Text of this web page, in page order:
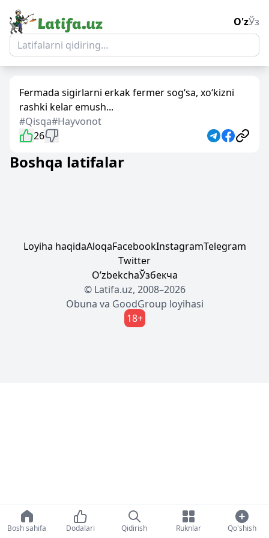
O'zЎз
Fermada sigirlarni erkak fermer sog‘sa, xo‘kizni
rashki kelar emush...
#Qisqa#Hayvonot
26
Boshqa latifalar
Loyiha haqidaAloqaFacebookInstagramTelegram
Twitter
OʼzbekchaЎзбекча
© Latifa.uz, 2008–2026
Obuna va GoodGroup loyihasi
18+
Bosh sahifa Dodalari Qidirish Ruknlar Qo'shish